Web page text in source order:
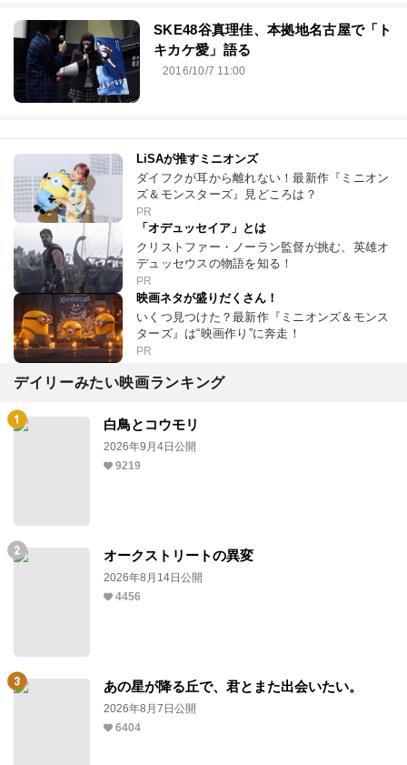
SKE48谷真理佳、本拠地名古屋で「ト
キカケ愛」語る
2016/10/7 11:00
LiSAが推すミニオンズ
ダイフクが耳から離れない！最新作『ミニオン
ズ＆モンスターズ』見どころは？
PR
「オデュッセイア」とは
クリストファー・ノーラン監督が挑む、英雄オ
デュッセウスの物語を知る！
PR
映画ネタが盛りだくさん！
いくつ見つけた？最新作『ミニオンズ＆モンス
ターズ』は“映画作り”に奔走！
PR
デイリーみたい映画ランキング
白鳥とコウモリ
2026年9月4日公開
9219
オークストリートの異変
2026年8月14日公開
4456
あの星が降る丘で、君とまた出会いたい。
2026年8月7日公開
6404